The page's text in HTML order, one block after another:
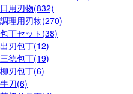
日用刃物(832)
調理用刃物(270)
包丁セット(38)
出刃包丁(12)
三徳包丁(19)
柳刃包丁(6)
牛刀(6)